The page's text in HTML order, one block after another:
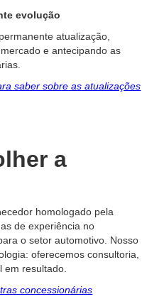
evolução
atualização,
e antecipando as
saber sobre as atualizações
a
homologado pela
de experiência no
o setor automotivo. Nosso
oferecemos consultoria,
resultado.
concessionárias